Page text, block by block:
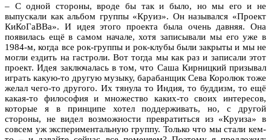
– С одной стороны, вроде бы так и было, но мы его и не
выпускали как альбом группы «Круиз». Он назывался «Проект
КиКоГаВВа». И идея этого проекта была очень давняя. Она
появилась ещё в самом начале, хотя записывали мы его уже в
1984-м, когда все рок-группы и рок-клубы были закрыты и мы не
могли ездить на гастроли. Вот тогда мы как раз и записали этот
проект. Идея заключалась в том, что Саша Кирницкий призывал
играть какую-то другую музыку, барабанщик Сева Королюк тоже
желал чего-то другого. Их тянула то Индия, то буддизм, то ещё
какая-то философия и множество каких-то своих интересов,
которые я в принципе хотел поддерживать, но, с другой
стороны, не видел возможности превратиться из «Круиза» в
совсем уж экспериментальную группу. Только что мы стали кем-